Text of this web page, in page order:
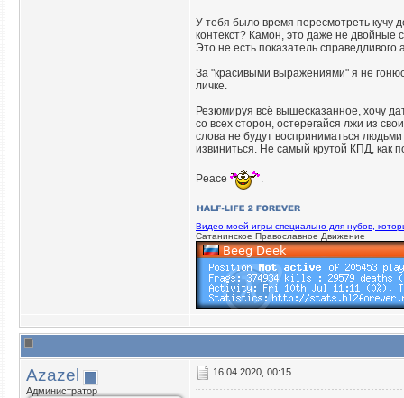
У тебя было время пересмотреть кучу
контекст? Камон, это даже не двойные
Это не есть показатель справедливого
За "красивыми выражениями" я не
личке.
Резюмируя всё вышесказанное, хочу
со всех сторон, остерегайся лжи из
слова не будут восприниматься
извиниться. Не самый крутой КПД, как
Peace
Видео моей игры специально для нубов,
Сатанинское Православное Движение
Azazel
Администратор
16.04.2020, 00:15